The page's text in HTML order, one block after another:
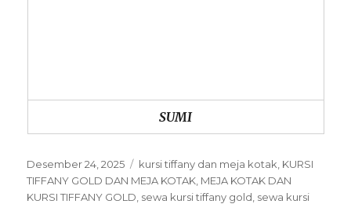
SUMI
Posted
on
Desember 24, 2025 Categories
kursi tiffany dan meja kotak, KURSI
TIFFANY GOLD DAN MEJA KOTAK, MEJA KOTAK DAN
KURSI TIFFANY GOLD, sewa kursi tiffany gold, sewa kursi